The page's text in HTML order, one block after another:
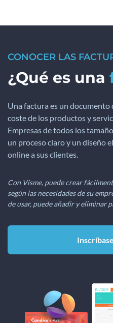
CONOCER LAS
¿Qué es una
Una factura es un documento
coste de los productos y
Empresas de todos los
un proceso claro y un diseño
online a sus clientes.
Con Visme, puede crear
según las necesidades de su
de usar, puede añadir y eliminar